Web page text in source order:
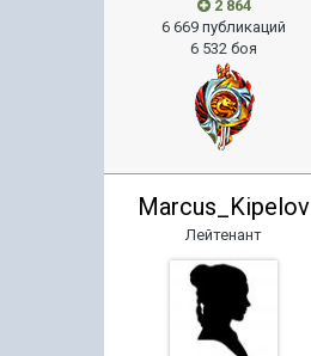
2 864
6 669 публикаций
6 532 боя
Marcus_Kipelov
Лейтенант